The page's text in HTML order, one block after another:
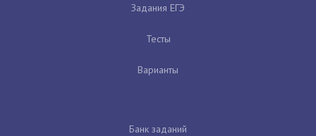
Задания ЕГЭ
Тесты
Варианты
Банк заданий